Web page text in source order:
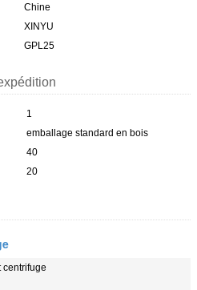
Chine
XINYU
GPL25
1
emballage standard en bois
40
20
centrifuge